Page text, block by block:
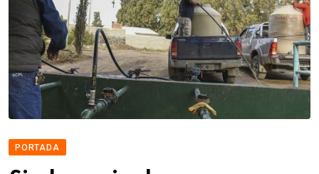
PORTADA